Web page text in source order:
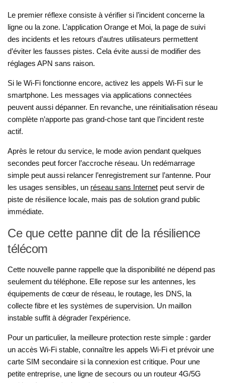
Le premier réflexe consiste à vérifier si l’incident concerne la
ligne ou la zone. L’application Orange et Moi, la page de suivi
des incidents et les retours d’autres utilisateurs permettent
d’éviter les fausses pistes. Cela évite aussi de modifier des
réglages APN sans raison.
Si le Wi-Fi fonctionne encore, activez les appels Wi-Fi sur le
smartphone. Les messages via applications connectées
peuvent aussi dépanner. En revanche, une réinitialisation réseau
complète n’apporte pas grand-chose tant que l’incident reste
actif.
Après le retour du service, le mode avion pendant quelques
secondes peut forcer l’accroche réseau. Un redémarrage
simple peut aussi relancer l’enregistrement sur l’antenne. Pour
les usages sensibles, un réseau sans Internet peut servir de
piste de résilience locale, mais pas de solution grand public
immédiate.
Ce que cette panne dit de la résilience
télécom
Cette nouvelle panne rappelle que la disponibilité ne dépend pas
seulement du téléphone. Elle repose sur les antennes, les
équipements de cœur de réseau, le routage, les DNS, la
collecte fibre et les systèmes de supervision. Un maillon
instable suffit à dégrader l’expérience.
Pour un particulier, la meilleure protection reste simple : garder
un accès Wi-Fi stable, connaître les appels Wi-Fi et prévoir une
carte SIM secondaire si la connexion est critique. Pour une
petite entreprise, une ligne de secours ou un routeur 4G/5G